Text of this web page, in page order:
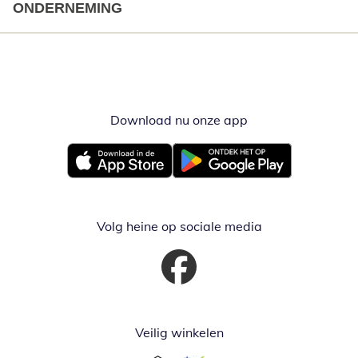
ONDERNEMING
Download nu onze app
Opent in nieuw vensterOpent in nieuw venster
Volg heine op sociale media
Opent in nieuw venster
Veilig winkelen